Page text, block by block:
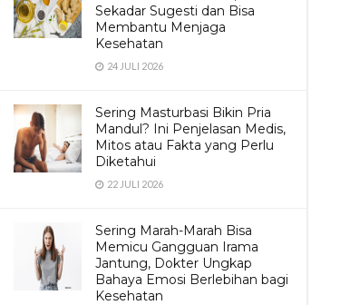
Sekadar Sugesti dan Bisa
Membantu Menjaga
Kesehatan
24 JULI 2026
Sering Masturbasi Bikin Pria
Mandul? Ini Penjelasan Medis,
Mitos atau Fakta yang Perlu
Diketahui
22 JULI 2026
Sering Marah-Marah Bisa
Memicu Gangguan Irama
Jantung, Dokter Ungkap
Bahaya Emosi Berlebihan bagi
Kesehatan